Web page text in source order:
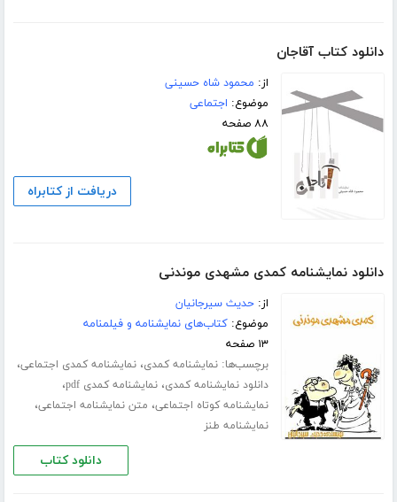
دانلود کتاب آقاجان
از: محمود شاه حسینی
موضوع: اجتماعی
۸۸ صفحه
دریافت از کتابراه
دانلود نمایشنامه کمدی مشهدی موندنی
از:حدیث سیرجانیان
موضوع:کتاب‌های نمایشنامه و فیلمنامه
۱۳ صفحه
برچسب‌ها:نمایشنامه کمدی،نمایشنامه کمدی اجتماعی،
دانلود نمایشنامه کمدی،نمایشنامه کمدی pdf ،
نمایشنامه کوتاه اجتماعی، متن نمایشنامه اجتماعی،
نمایشنامه طنز
دانلود کتاب